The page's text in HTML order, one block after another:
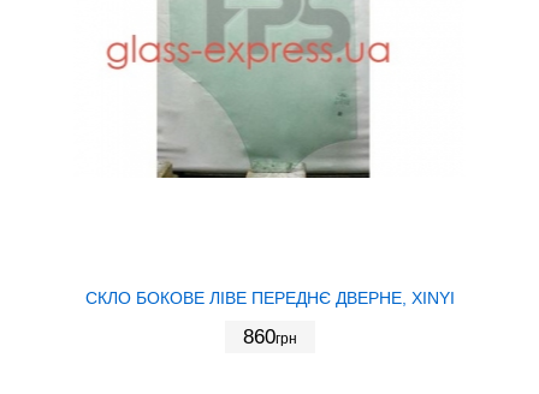
СКЛО БОКОВЕ ЛІВЕ ПЕРЕДНЄ ДВЕРНЕ, XINYI
860грн